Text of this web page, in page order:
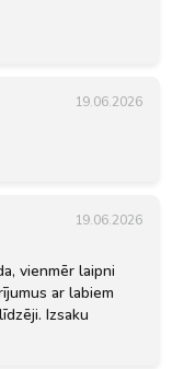
19.06.2026
19.06.2026
vienmēr laipni
ar labiem
Izsaku